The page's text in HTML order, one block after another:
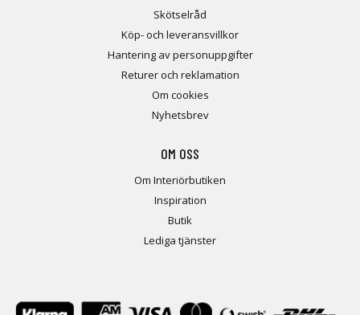
Skötselråd
Köp- och leveransvillkor
Hantering av personuppgifter
Returer och reklamation
Om cookies
Nyhetsbrev
OM OSS
Om Interiörbutiken
Inspiration
Butik
Lediga tjänster